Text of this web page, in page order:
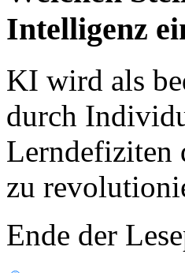
Intelligenz
KI wird als
durch
Lerndefiziten
zu
Ende der